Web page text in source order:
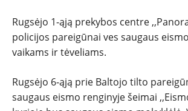
Rugsėjo 1-ąją prekybos centre
policijos pareigūnai ves saugaus
vaikams ir tėveliams.
Rugsėjo 6-ąją prie Baltojo tilto
saugaus eismo renginyje šeimai